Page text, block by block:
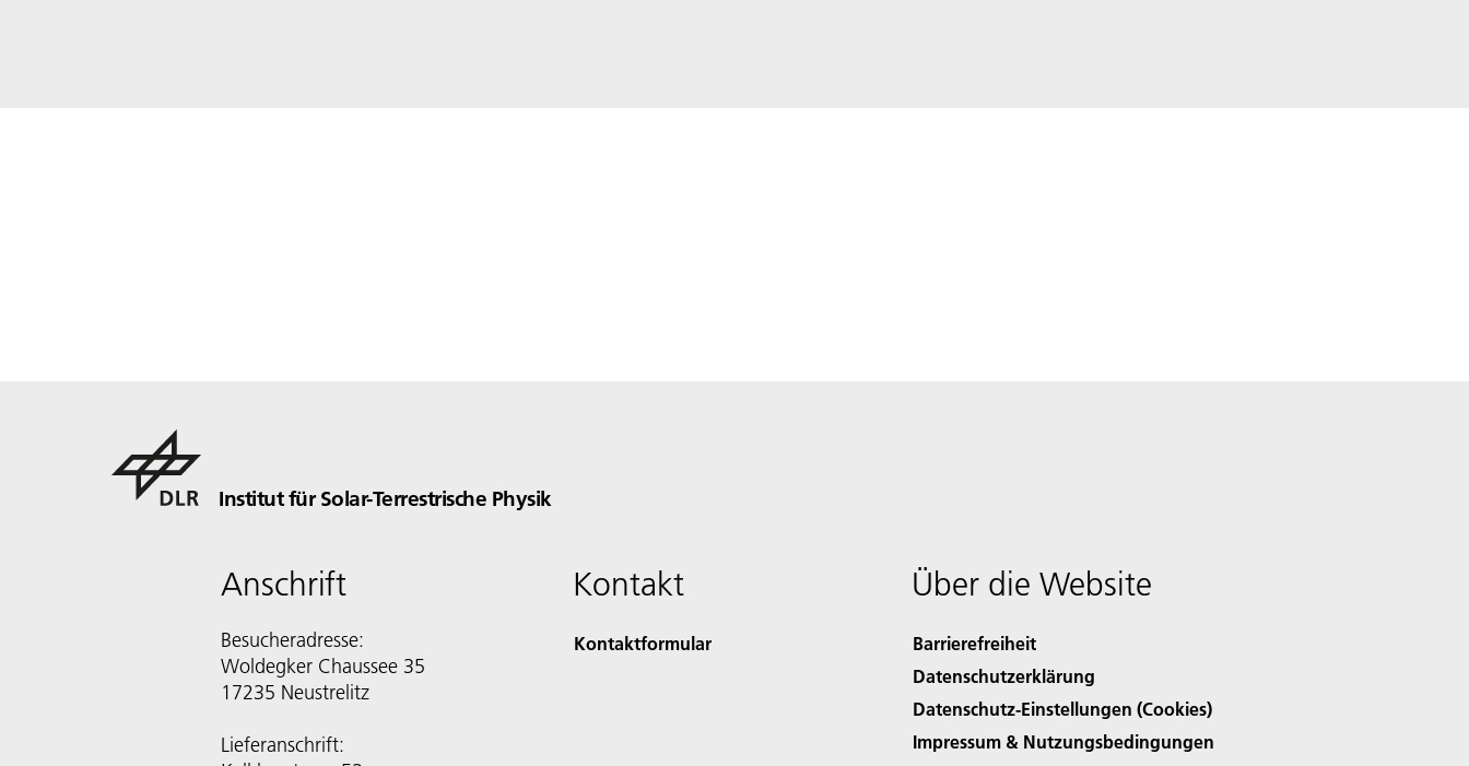
Institut für Solar-Terrestrische Physik
Anschrift
Besucheradresse:
Woldegker Chaussee 35
17235 Neustrelitz
Lieferanschrift:
Kontakt
Kontaktformular
Über die Website
Barrierefreiheit
Datenschutzerklärung
Datenschutz-Einstellungen (Cookies)
Impressum & Nutzungsbedingungen